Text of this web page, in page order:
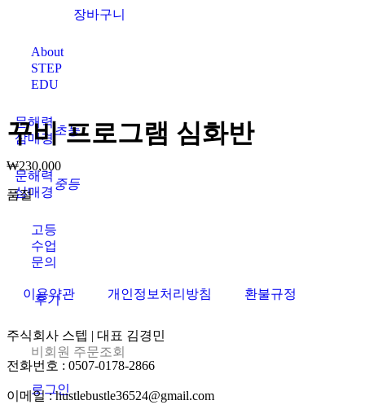
장바구니
About
STEP
EDU
문해력
삼매경
초등
문해력
삼매경
중등
고등
수업
문의
후기
비회원 주문조회
로그인
꾸비 프로그램 심화반
₩230,000
품절
이용약관 개인정보처리방침 환불규정
주식회사 스텝 | 대표 김경민
전화번호 : 0507-0178-2866
이메일 : hustlebustle36524@gmail.com